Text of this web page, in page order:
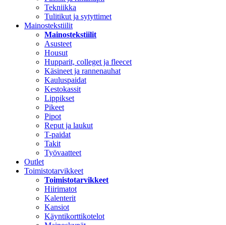
Tekniikka
Tulitikut ja sytyttimet
Mainostekstiilit
Mainostekstiilit
Asusteet
Housut
Hupparit, colleget ja fleecet
Käsineet ja rannenauhat
Kauluspaidat
Kestokassit
Lippikset
Pikeet
Pipot
Reput ja laukut
T-paidat
Takit
Työvaatteet
Outlet
Toimistotarvikkeet
Toimistotarvikkeet
Hiirimatot
Kalenterit
Kansiot
Käyntikorttikotelot